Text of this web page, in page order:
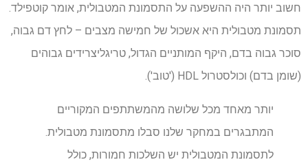
חשוב יותר היה ההשפעה על התסמונת המטבולית, אומר קוטפילד.
תסמונת מטבולית היא אשכול של חמישה מצבים – לחץ דם גבוה,
סוכר גבוה בדם, היקף המותניים הגדול, טריגליצרידים גבוהים
(שומן בדם) וכולסטרול HDL ('טוב').
יותר מאחד מכל שלושה מהמשתתפים המקוריים
המתבגרים במחקר שלנו סבלו מתסמונת מטבולית.
לתסמונת המטבולית יש השלכות חמורות, כולל